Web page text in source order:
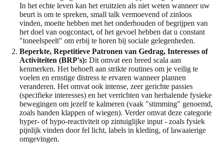
In het echte leven kan het eruitzien als niet weten wanneer uw
beurt is om te spreken, small talk vermoevend of zinloos
vinden, moeite hebben met het onderhouden of begrijpen van
het doel van oogcontact, of het gevoel hebben dat u constant
"toneelspeelt" om erbij te horen bij sociale gelegenheden.
Beperkte, Repetitieve Patronen van Gedrag, Interesses of
Activiteiten (BRP's): Dit omvat een breed scala aan
kenmerken. Het behoeft aan strikte routines om je veilig te
voelen en ernstige distress te ervaren wanneer plannen
veranderen. Het omvat ook intense, zeer gerichte passies
(specifieke interesses) en het verrichten van herhalende fysieke
bewegingen om jezelf te kalmeren (vaak "stimming" genoemd,
zoals handen klappen of wiegen). Verder omvat deze categorie
hyper- of hypo-reactiviteit op zintuiglijke input - zoals fysiek
pijnlijk vinden door fel licht, labels in kleding, of lawaaierige
omgevingen.